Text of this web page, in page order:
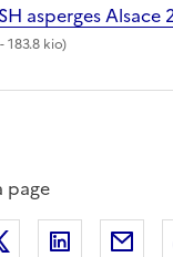
asperges Alsace
- 183.8 kio)
page
sur Facebook
Partager sur X
Partager